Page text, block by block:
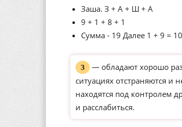
Заша. З + А + Ш + А
9 + 1 + 8 + 1
Сумма - 19 Далее 1 + 9 =
З
— обладают хорошо
ситуациях отстраняются и
находятся под контролем
и расслабиться.